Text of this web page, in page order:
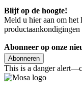
Blijf op de hoogte!
Meld u hier aan om het
Abonneer op onze
Abonneren
This is a danger